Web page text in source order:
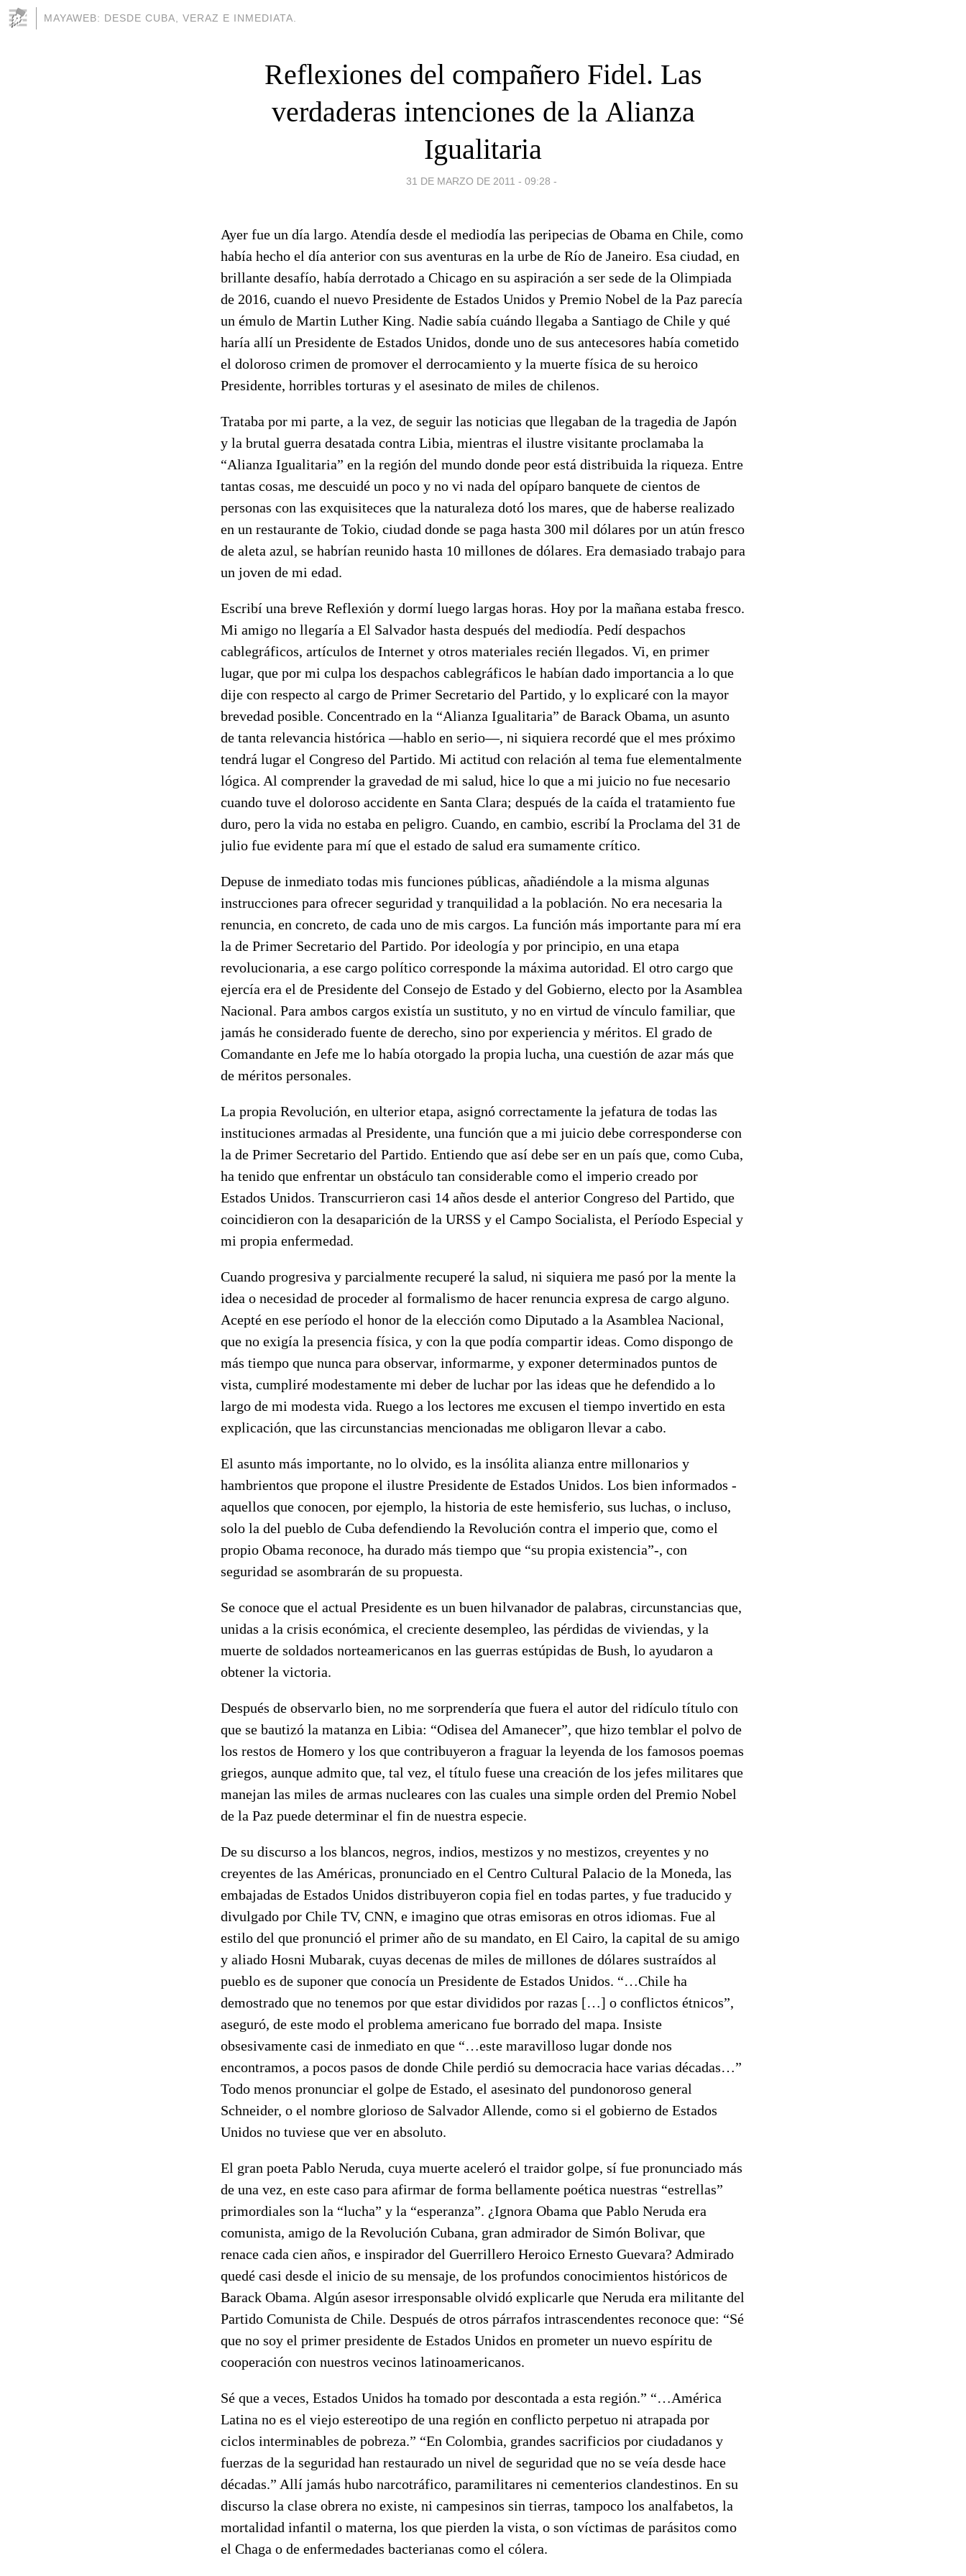
MAYAWEB: DESDE CUBA, VERAZ E INMEDIATA.
Reflexiones del compañero Fidel. Las
verdaderas intenciones de la Alianza
Igualitaria
31 DE MARZO DE 2011 - 09:28 -
Ayer fue un día largo. Atendía desde el mediodía las peripecias de Obama en Chile, como
había hecho el día anterior con sus aventuras en la urbe de Río de Janeiro. Esa ciudad, en
brillante desafío, había derrotado a Chicago en su aspiración a ser sede de la Olimpiada
de 2016, cuando el nuevo Presidente de Estados Unidos y Premio Nobel de la Paz parecía
un émulo de Martin Luther King. Nadie sabía cuándo llegaba a Santiago de Chile y qué
haría allí un Presidente de Estados Unidos, donde uno de sus antecesores había cometido
el doloroso crimen de promover el derrocamiento y la muerte física de su heroico
Presidente, horribles torturas y el asesinato de miles de chilenos.
Trataba por mi parte, a la vez, de seguir las noticias que llegaban de la tragedia de Japón
y la brutal guerra desatada contra Libia, mientras el ilustre visitante proclamaba la
“Alianza Igualitaria” en la región del mundo donde peor está distribuida la riqueza. Entre
tantas cosas, me descuidé un poco y no vi nada del opíparo banquete de cientos de
personas con las exquisiteces que la naturaleza dotó los mares, que de haberse realizado
en un restaurante de Tokio, ciudad donde se paga hasta 300 mil dólares por un atún fresco
de aleta azul, se habrían reunido hasta 10 millones de dólares. Era demasiado trabajo para
un joven de mi edad.
Escribí una breve Reflexión y dormí luego largas horas. Hoy por la mañana estaba fresco.
Mi amigo no llegaría a El Salvador hasta después del mediodía. Pedí despachos
cablegráficos, artículos de Internet y otros materiales recién llegados. Vi, en primer
lugar, que por mi culpa los despachos cablegráficos le habían dado importancia a lo que
dije con respecto al cargo de Primer Secretario del Partido, y lo explicaré con la mayor
brevedad posible. Concentrado en la “Alianza Igualitaria” de Barack Obama, un asunto
de tanta relevancia histórica ―hablo en serio―, ni siquiera recordé que el mes próximo
tendrá lugar el Congreso del Partido. Mi actitud con relación al tema fue elementalmente
lógica. Al comprender la gravedad de mi salud, hice lo que a mi juicio no fue necesario
cuando tuve el doloroso accidente en Santa Clara; después de la caída el tratamiento fue
duro, pero la vida no estaba en peligro. Cuando, en cambio, escribí la Proclama del 31 de
julio fue evidente para mí que el estado de salud era sumamente crítico.
Depuse de inmediato todas mis funciones públicas, añadiéndole a la misma algunas
instrucciones para ofrecer seguridad y tranquilidad a la población. No era necesaria la
renuncia, en concreto, de cada uno de mis cargos. La función más importante para mí era
la de Primer Secretario del Partido. Por ideología y por principio, en una etapa
revolucionaria, a ese cargo político corresponde la máxima autoridad. El otro cargo que
ejercía era el de Presidente del Consejo de Estado y del Gobierno, electo por la Asamblea
Nacional. Para ambos cargos existía un sustituto, y no en virtud de vínculo familiar, que
jamás he considerado fuente de derecho, sino por experiencia y méritos. El grado de
Comandante en Jefe me lo había otorgado la propia lucha, una cuestión de azar más que
de méritos personales.
La propia Revolución, en ulterior etapa, asignó correctamente la jefatura de todas las
instituciones armadas al Presidente, una función que a mi juicio debe corresponderse con
la de Primer Secretario del Partido. Entiendo que así debe ser en un país que, como Cuba,
ha tenido que enfrentar un obstáculo tan considerable como el imperio creado por
Estados Unidos. Transcurrieron casi 14 años desde el anterior Congreso del Partido, que
coincidieron con la desaparición de la URSS y el Campo Socialista, el Período Especial y
mi propia enfermedad.
Cuando progresiva y parcialmente recuperé la salud, ni siquiera me pasó por la mente la
idea o necesidad de proceder al formalismo de hacer renuncia expresa de cargo alguno.
Acepté en ese período el honor de la elección como Diputado a la Asamblea Nacional,
que no exigía la presencia física, y con la que podía compartir ideas. Como dispongo de
más tiempo que nunca para observar, informarme, y exponer determinados puntos de
vista, cumpliré modestamente mi deber de luchar por las ideas que he defendido a lo
largo de mi modesta vida. Ruego a los lectores me excusen el tiempo invertido en esta
explicación, que las circunstancias mencionadas me obligaron llevar a cabo.
El asunto más importante, no lo olvido, es la insólita alianza entre millonarios y
hambrientos que propone el ilustre Presidente de Estados Unidos. Los bien informados -
aquellos que conocen, por ejemplo, la historia de este hemisferio, sus luchas, o incluso,
solo la del pueblo de Cuba defendiendo la Revolución contra el imperio que, como el
propio Obama reconoce, ha durado más tiempo que “su propia existencia”-, con
seguridad se asombrarán de su propuesta.
Se conoce que el actual Presidente es un buen hilvanador de palabras, circunstancias que,
unidas a la crisis económica, el creciente desempleo, las pérdidas de viviendas, y la
muerte de soldados norteamericanos en las guerras estúpidas de Bush, lo ayudaron a
obtener la victoria.
Después de observarlo bien, no me sorprendería que fuera el autor del ridículo título con
que se bautizó la matanza en Libia: “Odisea del Amanecer”, que hizo temblar el polvo de
los restos de Homero y los que contribuyeron a fraguar la leyenda de los famosos poemas
griegos, aunque admito que, tal vez, el título fuese una creación de los jefes militares que
manejan las miles de armas nucleares con las cuales una simple orden del Premio Nobel
de la Paz puede determinar el fin de nuestra especie.
De su discurso a los blancos, negros, indios, mestizos y no mestizos, creyentes y no
creyentes de las Américas, pronunciado en el Centro Cultural Palacio de la Moneda, las
embajadas de Estados Unidos distribuyeron copia fiel en todas partes, y fue traducido y
divulgado por Chile TV, CNN, e imagino que otras emisoras en otros idiomas. Fue al
estilo del que pronunció el primer año de su mandato, en El Cairo, la capital de su amigo
y aliado Hosni Mubarak, cuyas decenas de miles de millones de dólares sustraídos al
pueblo es de suponer que conocía un Presidente de Estados Unidos. “…Chile ha
demostrado que no tenemos por que estar divididos por razas […] o conflictos étnicos”,
aseguró, de este modo el problema americano fue borrado del mapa. Insiste
obsesivamente casi de inmediato en que “…este maravilloso lugar donde nos
encontramos, a pocos pasos de donde Chile perdió su democracia hace varias décadas…”
Todo menos pronunciar el golpe de Estado, el asesinato del pundonoroso general
Schneider, o el nombre glorioso de Salvador Allende, como si el gobierno de Estados
Unidos no tuviese que ver en absoluto.
El gran poeta Pablo Neruda, cuya muerte aceleró el traidor golpe, sí fue pronunciado más
de una vez, en este caso para afirmar de forma bellamente poética nuestras “estrellas”
primordiales son la “lucha” y la “esperanza”. ¿Ignora Obama que Pablo Neruda era
comunista, amigo de la Revolución Cubana, gran admirador de Simón Bolivar, que
renace cada cien años, e inspirador del Guerrillero Heroico Ernesto Guevara? Admirado
quedé casi desde el inicio de su mensaje, de los profundos conocimientos históricos de
Barack Obama. Algún asesor irresponsable olvidó explicarle que Neruda era militante del
Partido Comunista de Chile. Después de otros párrafos intrascendentes reconoce que: “Sé
que no soy el primer presidente de Estados Unidos en prometer un nuevo espíritu de
cooperación con nuestros vecinos latinoamericanos.
Sé que a veces, Estados Unidos ha tomado por descontada a esta región.” “…América
Latina no es el viejo estereotipo de una región en conflicto perpetuo ni atrapada por
ciclos interminables de pobreza.” “En Colombia, grandes sacrificios por ciudadanos y
fuerzas de la seguridad han restaurado un nivel de seguridad que no se veía desde hace
décadas.” Allí jamás hubo narcotráfico, paramilitares ni cementerios clandestinos. En su
discurso la clase obrera no existe, ni campesinos sin tierras, tampoco los analfabetos, la
mortalidad infantil o materna, los que pierden la vista, o son víctimas de parásitos como
el Chaga o de enfermedades bacterianas como el cólera.